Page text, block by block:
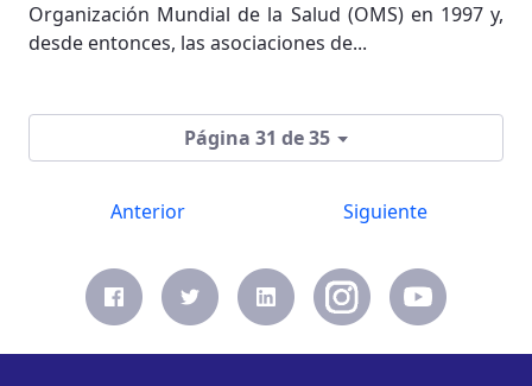
Organización Mundial de la Salud (OMS) en 1997 y,
desde entonces, las asociaciones de...
Página 31 de 35
Anterior Siguiente